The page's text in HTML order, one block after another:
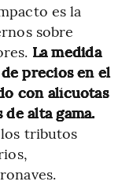
es la
sobre
La medida
precios en el
con alícuotas
alta gama.
tributos